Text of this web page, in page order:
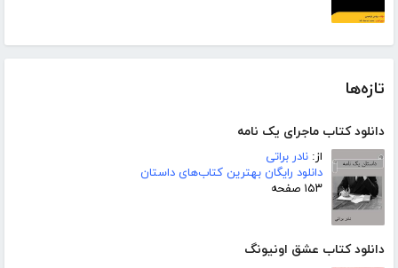
تازه‌ها
دانلود کتاب ماجرای یک نامه
از: نادر براتی
دانلود رایگان بهترین کتاب‌های داستان
۱۵۳ صفحه
دانلود کتاب عشق اونیونگ